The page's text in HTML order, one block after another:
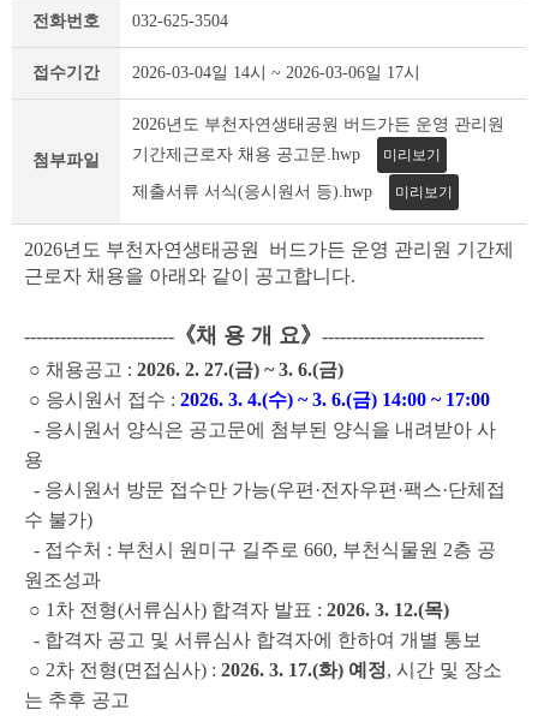
용
고
상
세
조
이
전화번호 032-625-3504
접수기간 2026-03-04일 14시 ~ 2026-03-06일 17시
첨부파일
2026년도 부천자연생태공원 버드가든 운영 관리원
기간제근로자 채용 공고문.hwp
미리보기
제출서류 서식(응시원서 등).hwp 미리보기
2026년도 부천자연생태공원 버드가든 운영 관리원 기간제
근로자 채용을 아래와 같이 공고합니다.
------------------------- 《채 용 개 요》 ---------------------------
○ 채용공고 : 2026. 2. 27.(금) ~ 3. 6.(금)
○ 응시원서 접수 : 2026. 3. 4.(수) ~ 3. 6.(금) 14:00 ~ 17:00
- 응시원서 양식은 공고문에 첨부된 양식을 내려받아 사
용
- 응시원서 방문 접수만 가능(우편·전자우편 ·팩스·단체접
수 불가)
- 접수처 : 부천시 원미구 길주로 660, 부천식물원 2층 공
원조성과
○ 1차 전형(서류심사) 합격자 발표 : 2026. 3. 12.(목)
- 합격자 공고 및 서류심사 합격자에 한하여 개별 통보
○ 2차 전형(면접심사) : 2026. 3. 17.(화) 예정, 시간 및 장소
는 추후 공고